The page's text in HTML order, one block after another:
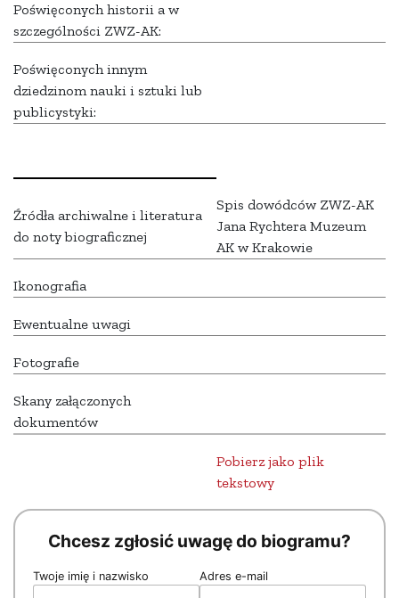
Poświęconych historii a w
szczególności ZWZ-AK:
Poświęconych innym
dziedzinom nauki i sztuki lub
publicystyki:
Źródła archiwalne i literatura
do noty biograficznej
Spis dowódców ZWZ-AK
Jana Rychtera Muzeum
AK w Krakowie
Ikonografia
Ewentualne uwagi
Fotografie
Skany załączonych
dokumentów
Pobierz jako plik
tekstowy
Chcesz zgłosić uwagę do biogramu?
Twoje imię i nazwisko Adres e-mail